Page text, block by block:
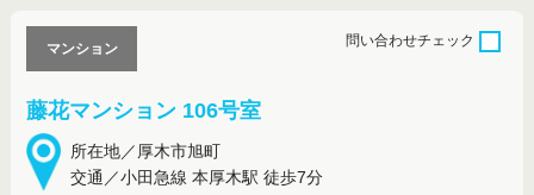
藤花マンション 106号室
所在地／厚木市旭町
交通／小田急線 本厚木駅 徒歩7分
マンション
問い合わせチェック